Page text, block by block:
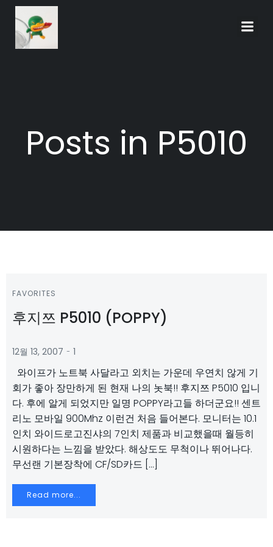
Posts in P5010
FAVORITES
후지쯔 P5010 (POPPY)
12월 13, 2007 - 1
와이프가 노트북 사달라고 외치는 가운데 우연치 않게 기
회가 좋아 장만하게 된 현재 나의 놋북!! 후지쯔 P5010 입니
다. 후에 알게 되었지만 일명 POPPY라고들 하더군요!! 센트
리노 모바일 900Mhz 이런건 처음 들어본다. 모니터는 10.1
인치 와이드로고진샤의 7인치 제품과 비교했을때 월등히
시원하다는 느낌을 받았다. 해상도도 무척이나 뛰어나다.
무선랜 기본장착에 CF/SD카드 […]
Read more...